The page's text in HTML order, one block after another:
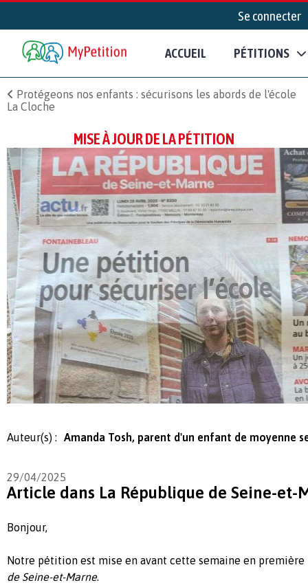
Se connecter
ACCUEIL PÉTITIONS
Protégeons nos enfants : sécurisons les abords de l'école
La Cloche
MISE À JOUR DE LA PÉTITION
Auteur(s) : Amanda Tosh, parent d'un enfant de moyenne
29/04/2025
Article dans La République de Seine-et-
Bonjour,
Notre pétition est mise en avant cette semaine en première
de Seine-et-Marne.